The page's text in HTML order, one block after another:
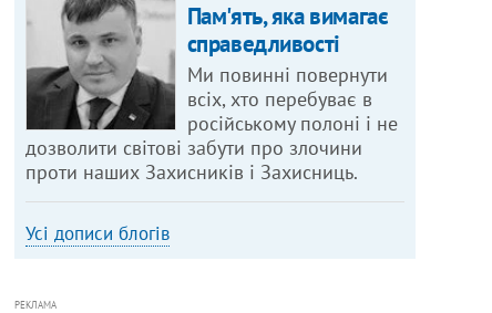
Пам'ять, яка вимагає
справедливості
Ми повинні повернути
всіх, хто перебуває в
російському полоні і не
дозволити світові забути про злочини
проти наших Захисників і Захисниць.
Усі дописи блогів
РЕКЛАМА